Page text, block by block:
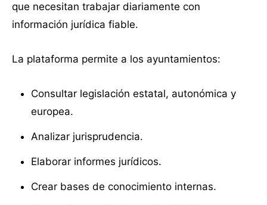
que necesitan trabajar diariamente con
información jurídica fiable.
La plataforma permite a los ayuntamientos:
Consultar legislación estatal, autonómica y
europea.
Analizar jurisprudencia.
Elaborar informes jurídicos.
Crear bases de conocimiento internas.